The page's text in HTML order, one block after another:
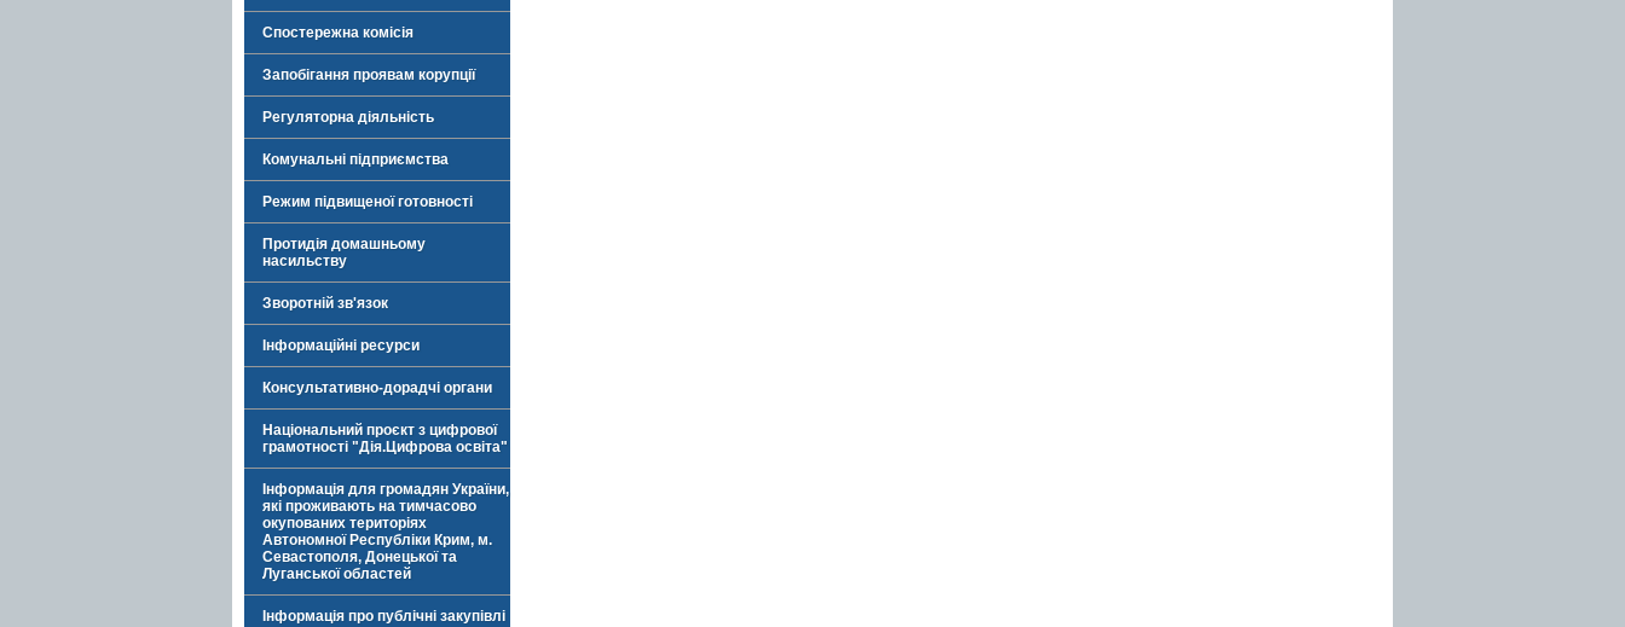
Спостережна комісія
Запобігання проявам корупції
Регуляторна діяльність
Комунальні підприємства
Режим підвищеної готовності
Протидія домашньому
насильству
Зворотній зв'язок
Інформаційні ресурси
Консультативно-дорадчі органи
Національний проєкт з цифрової
грамотності "Дія.Цифрова освіта"
Інформація для громадян України,
які проживають на тимчасово
окупованих територіях
Автономної Республіки Крим, м.
Севастополя, Донецької та
Луганської областей
Інформація про публічні закупівлі